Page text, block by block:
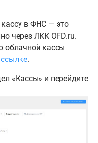
кассу в ФНС — это
через ЛКК OFD.ru.
облачной кассы
.
«Кассы» и перейдите